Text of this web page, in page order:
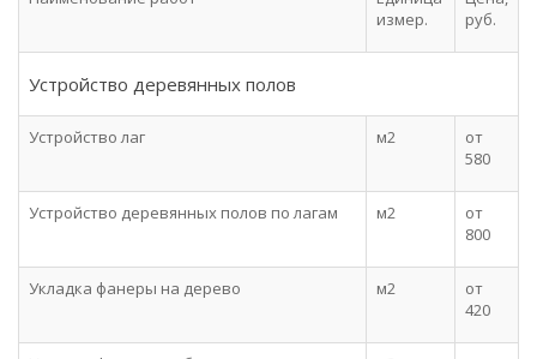
измер.
руб.
Устройство деревянных полов
Устройство лаг м2
от
580
Устройство деревянных полов по лагам м2
от
800
Укладка фанеры на дерево м2
от
420